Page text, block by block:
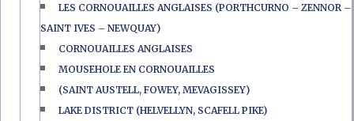
LES CORNOUAILLES ANGLAISES (PORTHCURNO – ZENNOR –
SAINT IVES – NEWQUAY)
CORNOUAILLES ANGLAISES
MOUSEHOLE EN CORNOUAILLES
(SAINT AUSTELL, FOWEY, MEVAGISSEY)
LAKE DISTRICT (HELVELLYN, SCAFELL PIKE)